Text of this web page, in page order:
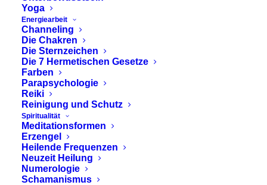
Yoga
Energiearbeit
Channeling
Die Chakren
Die Sternzeichen
Die 7 Hermetischen Gesetze
Farben
Parapsychologie
Reiki
Reinigung und Schutz
Spiritualität
Meditationsformen
Erzengel
Heilende Frequenzen
Neuzeit Heilung
Numerologie
Schamanismus
KRONENCHAKRA -
SAHASRARA - DIE
UNIVERSELLE
VERBINDUNG